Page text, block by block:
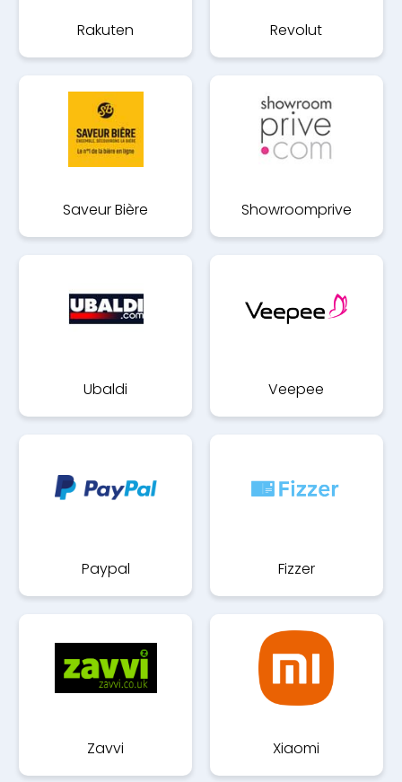
Rakuten Revolut
Saveur Bière Showroomprive
Ubaldi Veepee
Paypal Fizzer
Zavvi Xiaomi